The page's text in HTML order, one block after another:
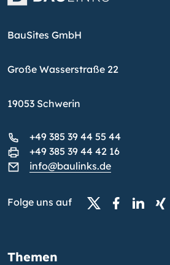
BauSites GmbH
Große Wasserstraße 22
19053 Schwerin
+49 385 39 44 55 44
+49 385 39 44 42 16
info@baulinks.de
Folge uns auf
Themen